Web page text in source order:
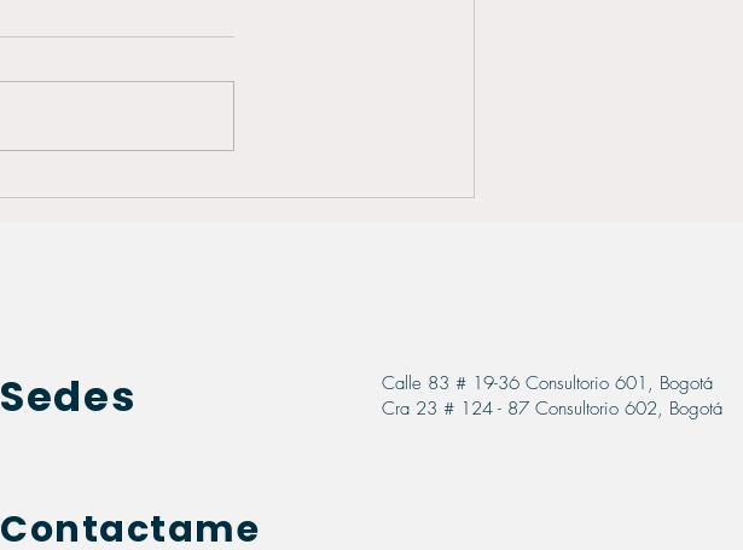
Sedes
Calle 83 # 19-36 Consultorio 601, Bogotá
Cra 23 # 124 - 87 Consultorio 602, Bogotá
Contactame